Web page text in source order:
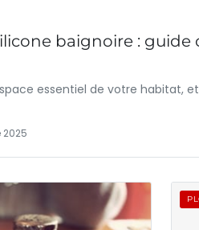
baignoire :
essentiel de votre habitat,
2025